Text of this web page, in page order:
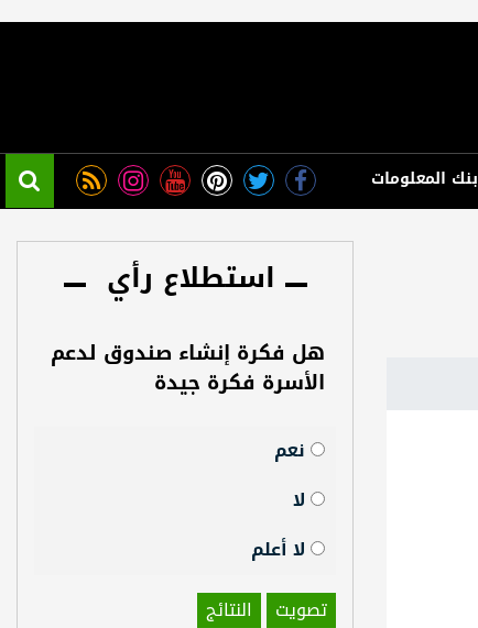
بنك المعلومات
استطلاع رأي
هل فكرة إنشاء صندوق لدعم
الأسرة فكرة جيدة
نعم
لا
لا أعلم
تصويت
النتائج